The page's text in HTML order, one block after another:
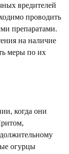
вредителей
проводить
препаратами.
на наличие
меры по их
когда они
огурцы